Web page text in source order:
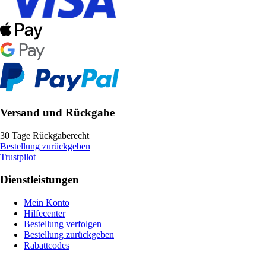
Versand und Rückgabe
30 Tage Rückgaberecht
Bestellung zurückgeben
Trustpilot
Dienstleistungen
Mein Konto
Hilfecenter
Bestellung verfolgen
Bestellung zurückgeben
Rabattcodes